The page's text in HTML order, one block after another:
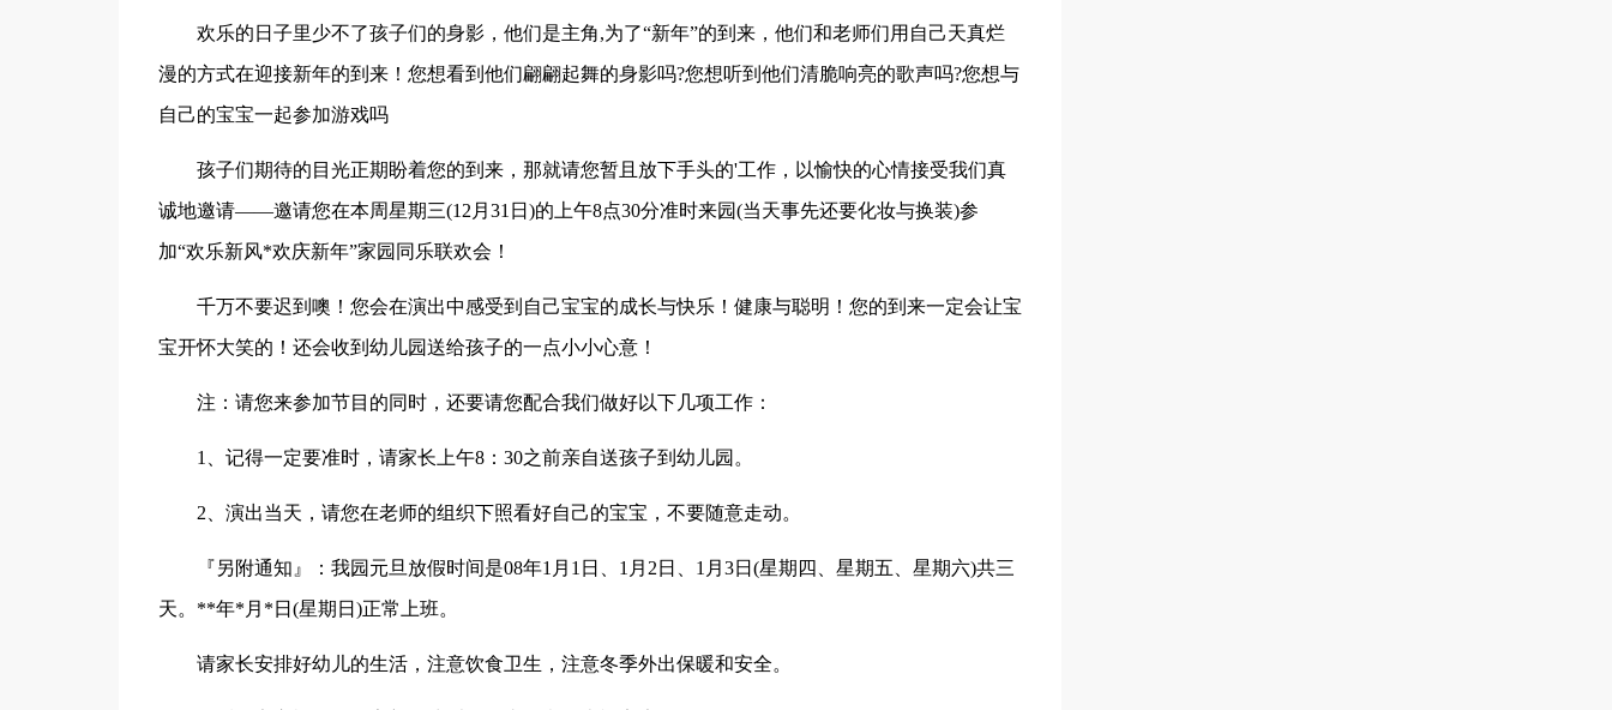
欢乐的日子里少不了孩子们的身影，他们是主角,为了“新年”的到来，他们和老师们用自己天真烂
漫的方式在迎接新年的到来！您想看到他们翩翩起舞的身影吗?您想听到他们清脆响亮的歌声吗?您想与
自己的宝宝一起参加游戏吗
孩子们期待的目光正期盼着您的到来，那就请您暂且放下手头的'工作，以愉快的心情接受我们真
诚地邀请——邀请您在本周星期三(12月31日)的上午8点30分准时来园(当天事先还要化妆与换装)参
加“欢乐新风*欢庆新年”家园同乐联欢会！
千万不要迟到噢！您会在演出中感受到自己宝宝的成长与快乐！健康与聪明！您的到来一定会让宝
宝开怀大笑的！还会收到幼儿园送给孩子的一点小小心意！
注：请您来参加节目的同时，还要请您配合我们做好以下几项工作：
1、记得一定要准时，请家长上午8：30之前亲自送孩子到幼儿园。
2、演出当天，请您在老师的组织下照看好自己的宝宝，不要随意走动。
『另附通知』：我园元旦放假时间是08年1月1日、1月2日、1月3日(星期四、星期五、星期六)共三
天。**年*月*日(星期日)正常上班。
请家长安排好幼儿的生活，注意饮食卫生，注意冬季外出保暖和安全。